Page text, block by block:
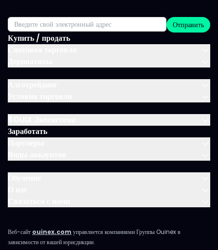
Купить / продать
Заработать
Отправить
Веб-сайт ouinex.com управляется компаниями Группы Ouinex в
зависимости от вашей юрисдикции.